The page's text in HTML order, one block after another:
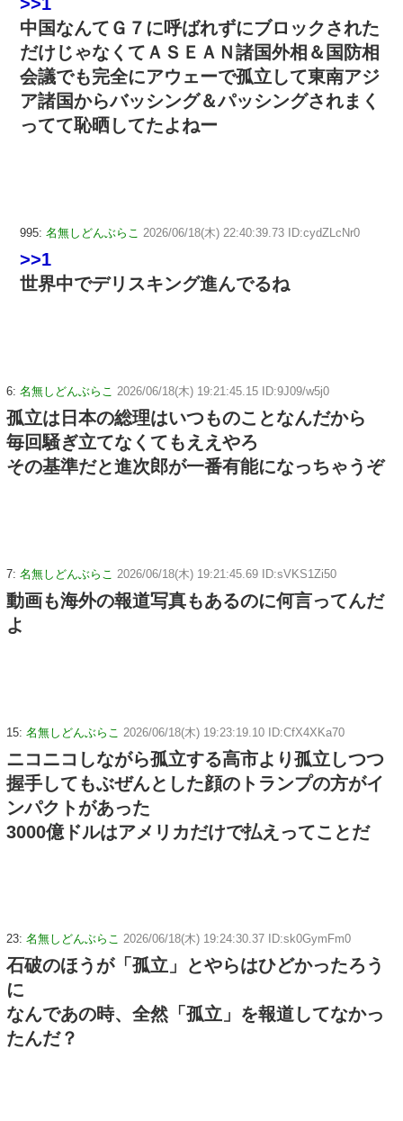
中国なんてＧ７に呼ばれずにブロックされた
だけじゃなくてＡＳＥＡＮ諸国外相＆国防相
会議でも完全にアウェーで孤立して東南アジ
ア諸国からバッシング＆パッシングされまく
ってて恥晒してたよねー
995: 名無しどんぶらこ 2026/06/18(木) 22:40:39.73 ID:cydZLcNr0
>>1
世界中でデリスキング進んでるね
6: 名無しどんぶらこ 2026/06/18(木) 19:21:45.15 ID:9J09/w5j0
孤立は日本の総理はいつものことなんだから
毎回騒ぎ立てなくてもええやろ
その基準だと進次郎が一番有能になっちゃうぞ
7: 名無しどんぶらこ 2026/06/18(木) 19:21:45.69 ID:sVKS1Zi50
動画も海外の報道写真もあるのに何言ってんだ
よ
15: 名無しどんぶらこ 2026/06/18(木) 19:23:19.10 ID:CfX4XKa70
ニコニコしながら孤立する高市より孤立しつつ
握手してもぶぜんとした顔のトランプの方がイ
ンパクトがあった
3000億ドルはアメリカだけで払えってことだ
23: 名無しどんぶらこ 2026/06/18(木) 19:24:30.37 ID:sk0GymFm0
石破のほうが「孤立」とやらはひどかったろう
に
なんであの時、全然「孤立」を報道してなかっ
たんだ？